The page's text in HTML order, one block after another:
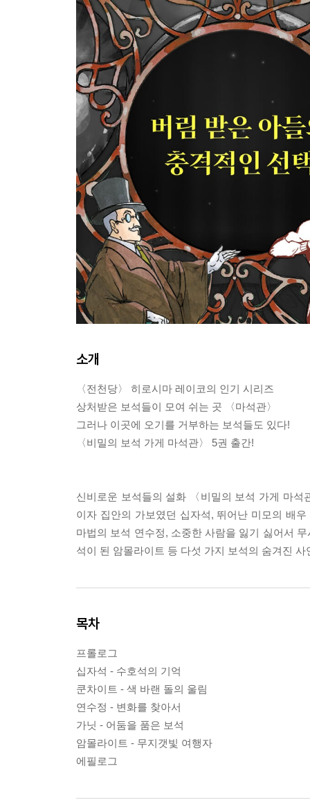
소개
〈전천당〉 히로시마 레이코의 인기 시리즈
상처받은 보석들이 모여 쉬는 곳 〈마석관〉
그러나 이곳에 오기를 거부하는 보석들도 있다!
〈비밀의 보석 가게 마석관〉 5권 출간!
신비로운 보석들의 설화 〈비밀의 보석 가게 마
이자 집안의 가보였던 십자석, 뛰어난 미모의 배
마법의 보석 연수정, 소중한 사람을 잃기 싫어서
석이 된 암몰라이트 등 다섯 가지 보석의 숨겨진 사
목차
프롤로그
십자석 - 수호석의 기억
쿤차이트 - 색 바랜 돌의 울림
연수정 - 변화를 찾아서
가닛 - 어둠을 품은 보석
암몰라이트 - 무지갯빛 여행자
에필로그